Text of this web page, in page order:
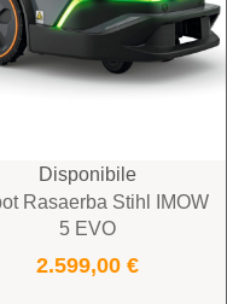
Disponibile
Rasaerba Stihl IMOW
5 EVO
2.599,00 €